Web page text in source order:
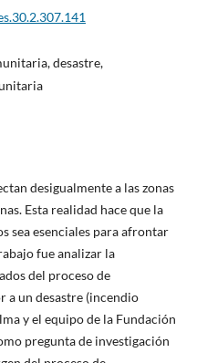
desastre,
desigualmente a las zonas
Esta realidad hace que la
sea esenciales para afrontar
fue analizar la
del proceso de
un desastre (incendio
y el equipo de la Fundación
pregunta de investigación